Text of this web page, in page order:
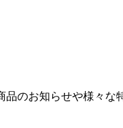
のお知らせや様々な